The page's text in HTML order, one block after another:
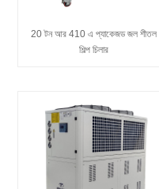
20 টন আর 410 এ প্যাকেজড জল শীতল
শিল্প চিলার